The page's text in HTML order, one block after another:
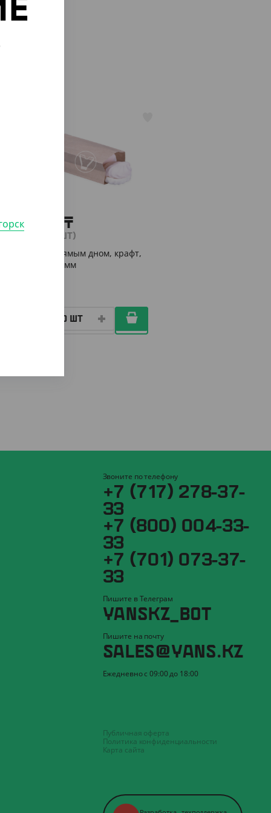
6 720 ₸
/ШТ)
Пакет с прямым дном, крафт,
80*50*170 мм
Звоните по телефону
+7 (717) 278-37-
33
+7 (800) 004-33-
33
+7 (701) 073-37-
33
Пишите в Телеграм
YANSKZ_BOT
Пишите на почту
SALES@YANS.KZ
Ежедневно с 09:00 до 18:00
Публичная оферта
Политика конфиденциальности
Карта сайта